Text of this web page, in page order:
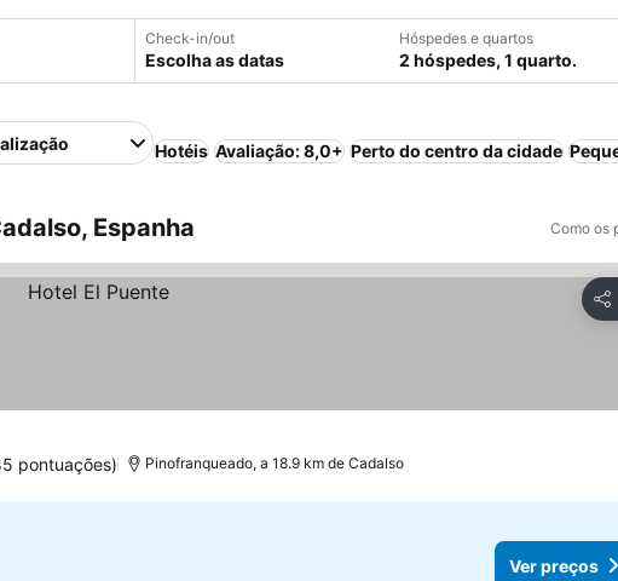
Check-in/out
Escolha as datas
Hóspedes e quartos
2 hóspedes, 1 quarto.
Hotéis Avaliação: 8,0+ Perto do centro da cidade
Espanha Como os
pontuações) Pinofranqueado, a 18.9 km de Cadalso
Ver preços